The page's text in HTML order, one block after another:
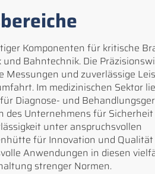
Komponenten für kritische
Bahntechnik. Die
Messungen und zuverlässige
Im medizinischen Sektor
Diagnose- und
des Unternehmens für
unter anspruchsvollen
für Innovation und
Anwendungen in diesen
strenger Normen.